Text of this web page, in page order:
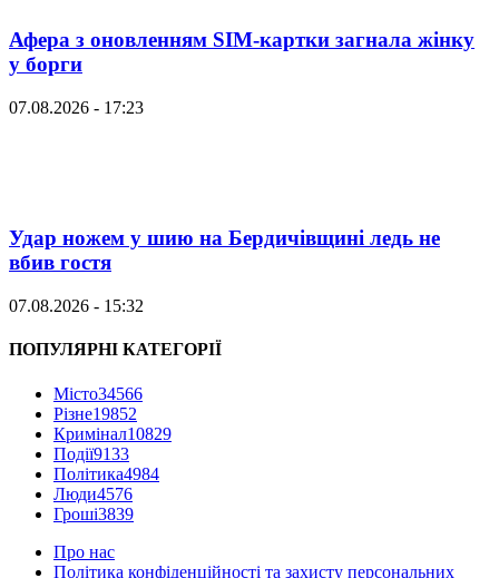
Афера з оновленням SIM-картки загнала жінку
у борги
07.08.2026 - 17:23
Удар ножем у шию на Бердичівщині ледь не
вбив гостя
07.08.2026 - 15:32
ПОПУЛЯРНІ КАТЕГОРІЇ
Місто34566
Різне19852
Кримінал10829
Події9133
Політика4984
Люди4576
Гроші3839
Про нас
Політика конфіденційності та захисту персональних